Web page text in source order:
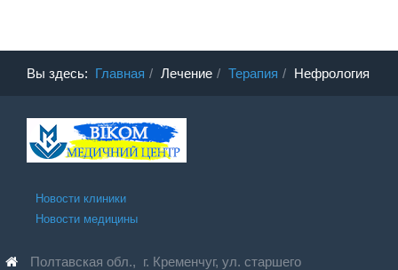
Вы здесь: Главная Лечение Терапия Нефрология
Новости клиники
Новости медицины
Полтавская обл., г. Кременчуг, ул. старшего